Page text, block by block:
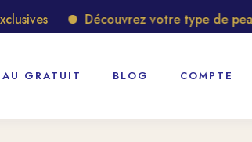
Découvrez votre type de peau
GRATUIT BLOG COMPTE